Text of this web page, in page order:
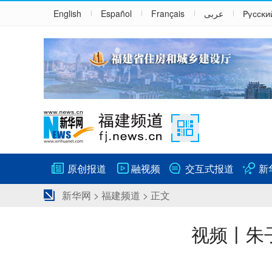
English Español Français عربى
原创报道 融视频 交互式报道 新
新华网 > 福建频道 > 正文
视频丨朱